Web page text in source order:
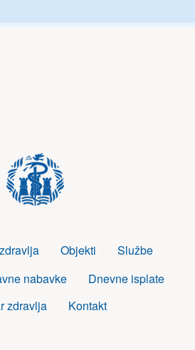
Objekti
Službe
nabavke
Dnevne isplate
zdravlja
Kontakt